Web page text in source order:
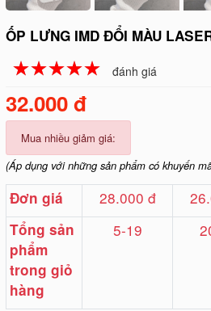
ỐP LƯNG IMD ĐỔI MÀU
☆☆☆☆☆
★★★★★ đánh giá
32.000 đ
Mua nhiều giảm giá:
(Áp dụng với những sản phẩm có khuyến
Đơn giá 28.000 đ
Tổng sản
phẩm
trong giỏ
hàng
5-19